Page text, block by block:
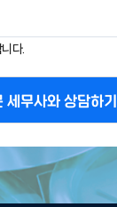
다.
세무사와 상담하기